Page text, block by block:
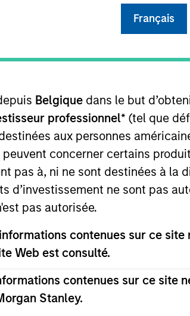
Français
Belgique dans le but
professionnel* (tel que
aux personnes
concerner certains
pas à, ni ne sont destinées à
d’investissement ne sont pas
pas autorisée.
contenues sur ce
Web est consulté.
contenues sur ce site
Stanley.
fiable des résultats futurs. Les
sur une comparaison de la VL, sont
toutes les données relatives aux
performances sur l'année calendaire.
aux compartiments de Morgan
Duché de Luxembourg en tant
de Placement Collectif en Valeurs
du Fonds ne doivent pas être
, ou gratuitement au siège social
B 29 192.
se référer au « Formulaire de